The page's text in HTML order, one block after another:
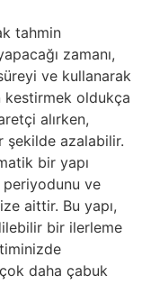
tahmin
zamanı,
ve kullanarak
kestirmek oldukça
alırken,
şekilde azalabilir.
bir yapı
periyodunu ve
aittir. Bu yapı,
bir ilerleme
daha çabuk